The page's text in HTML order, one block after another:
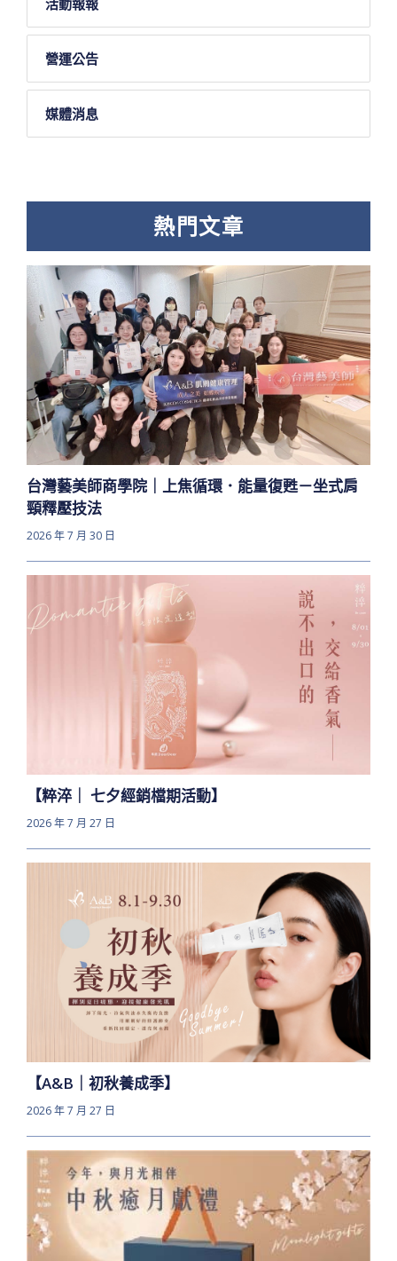
營運公告
媒體消息
熱門文章
台灣藝美師商學院｜上焦循環．能量復甦－坐式肩
頸釋壓技法
2026 年 7 月 30 日
【粹淬｜ 七夕經銷檔期活動】
2026 年 7 月 27 日
【A&B｜初秋養成季】
2026 年 7 月 27 日